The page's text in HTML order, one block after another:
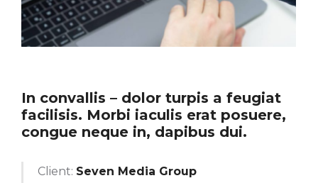
In convallis – dolor turpis a feugiat
facilisis. Morbi iaculis erat posuere,
congue neque in, dapibus dui.
Client: Seven Media Group